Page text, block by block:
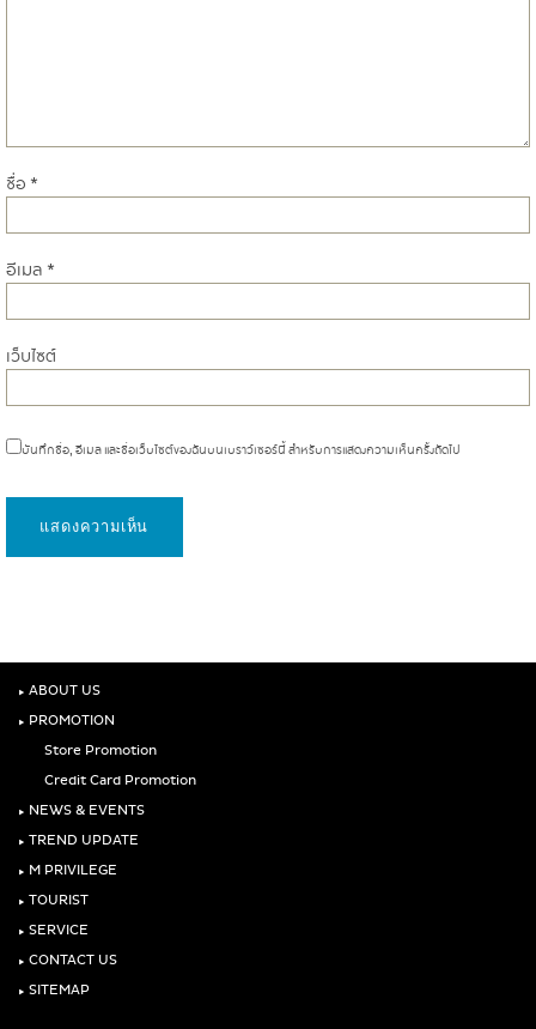
ชื่อ *
อีเมล *
เว็บไซต์
บันทึกชื่อ, อีเมล และชื่อเว็บไซต์ของฉันบนเบราว์เซอร์นี้ สำหรับการแสดงความเห็นครั้งถัดไป
‣ ABOUT US
‣ PROMOTION
Store Promotion
Credit Card Promotion
‣ NEWS & EVENTS
‣ TREND UPDATE
‣ M PRIVILEGE
‣ TOURIST
‣ SERVICE
‣ CONTACT US
‣ SITEMAP